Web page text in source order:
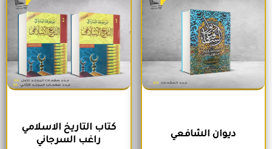
ديوان الشافعي
كتاب التاريخ الاسلامي
راغب السرجاني